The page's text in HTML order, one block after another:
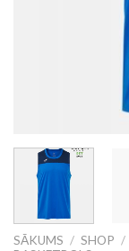
SĀKUMS / SHOP /